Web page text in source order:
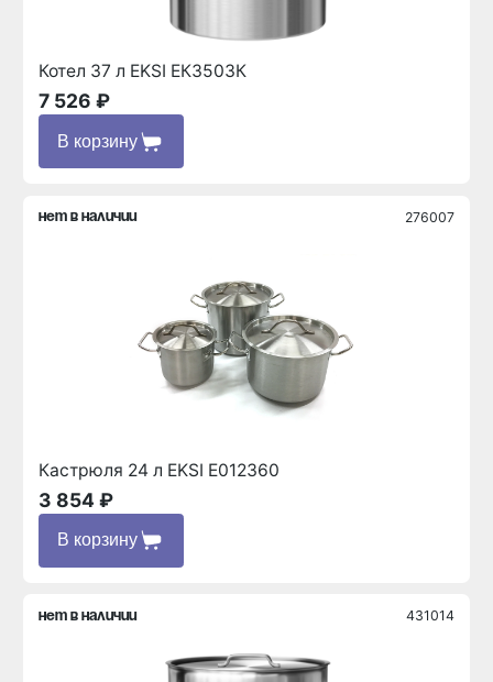
Котел 37 л EKSI ЕК3503К
7 526 ₽
В корзину
нет в наличии 276007
Кастрюля 24 л EKSI E012360
3 854 ₽
В корзину
нет в наличии 431014